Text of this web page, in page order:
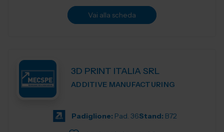
Vai alla scheda
3D PRINT ITALIA SRL
ADDITIVE MANUFACTURING
Padiglione: Pad. 36Stand: B72